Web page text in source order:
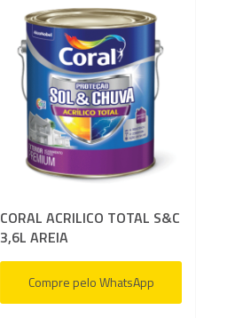
Adicionar
à
lista
de
desejos
Adicionar
para
Comparar
CORAL ACRILICO TOTAL S&C
3,6L AREIA
Compre pelo WhatsApp